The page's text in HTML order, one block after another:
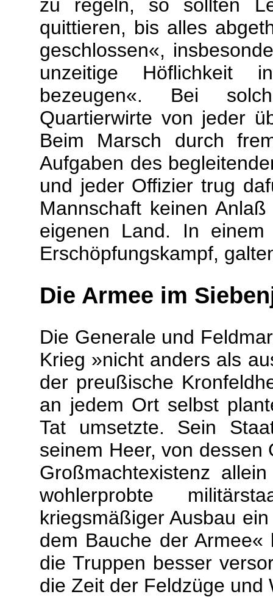
zu regeln, so sollten
quittieren, bis alles
geschlossen«,
unzeitige Höflichkeit
bezeugen«. Bei
Quartierwirte von jeder
Beim Marsch durch
Aufgaben des
und jeder Offizier trug
Mannschaft keinen
eigenen Land. In
Erschöpfungskampf,
Die Armee im
Die Generale und
Krieg »nicht anders als
der preußische
an jedem Ort selbst
Tat umsetzte. Sein
seinem Heer, von
Großmachtexistenz
wohlerprobte
kriegsmäßiger Ausbau
dem Bauche der
die Truppen besser
die Zeit der Feldzüge